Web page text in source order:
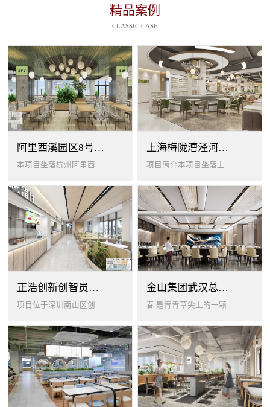
精品案例
CLASSIC CASE
阿里西溪园区8号楼1层餐厅
本项目坐落杭州阿里西溪园区8号楼一层，以绿色生机 + 年轻基因为核心，打造「活力聚场」复合型员工餐厅。兼顾多人群用餐需求...
上海梅陇漕泾河科技绿洲员工餐厅
项目简介本项目坐落上海闵行梅陇科技绿洲，以生态创艺食堂为设计核心，融合现代轻奢与自然生态，打造兼顾高效就餐、休闲社交、商...
正浩创新创智员工餐厅
项目位于深圳南山区创智云城，服务正浩企业全体员工及来访亲友，总建筑面积 1537㎡，室内座位 450 座、室外休闲外摆 ...
金山集团武汉总部员工食堂设计
春 是青青草尖上的一颗露珠夏 是粼波湖面中倒映的晚霞秋 是宁静山谷里的一片落叶冬 是白雪中屹立不倒的松柏... ...0...